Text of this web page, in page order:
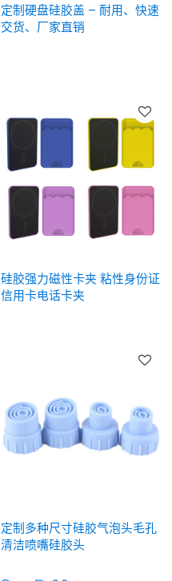
定制硬盘硅胶盖 – 耐用、快速
交货、厂家直销
硅胶强力磁性卡夹 粘性身份证
信用卡电话卡夹
定制多种尺寸硅胶气泡头毛孔
清洁喷嘴硅胶头